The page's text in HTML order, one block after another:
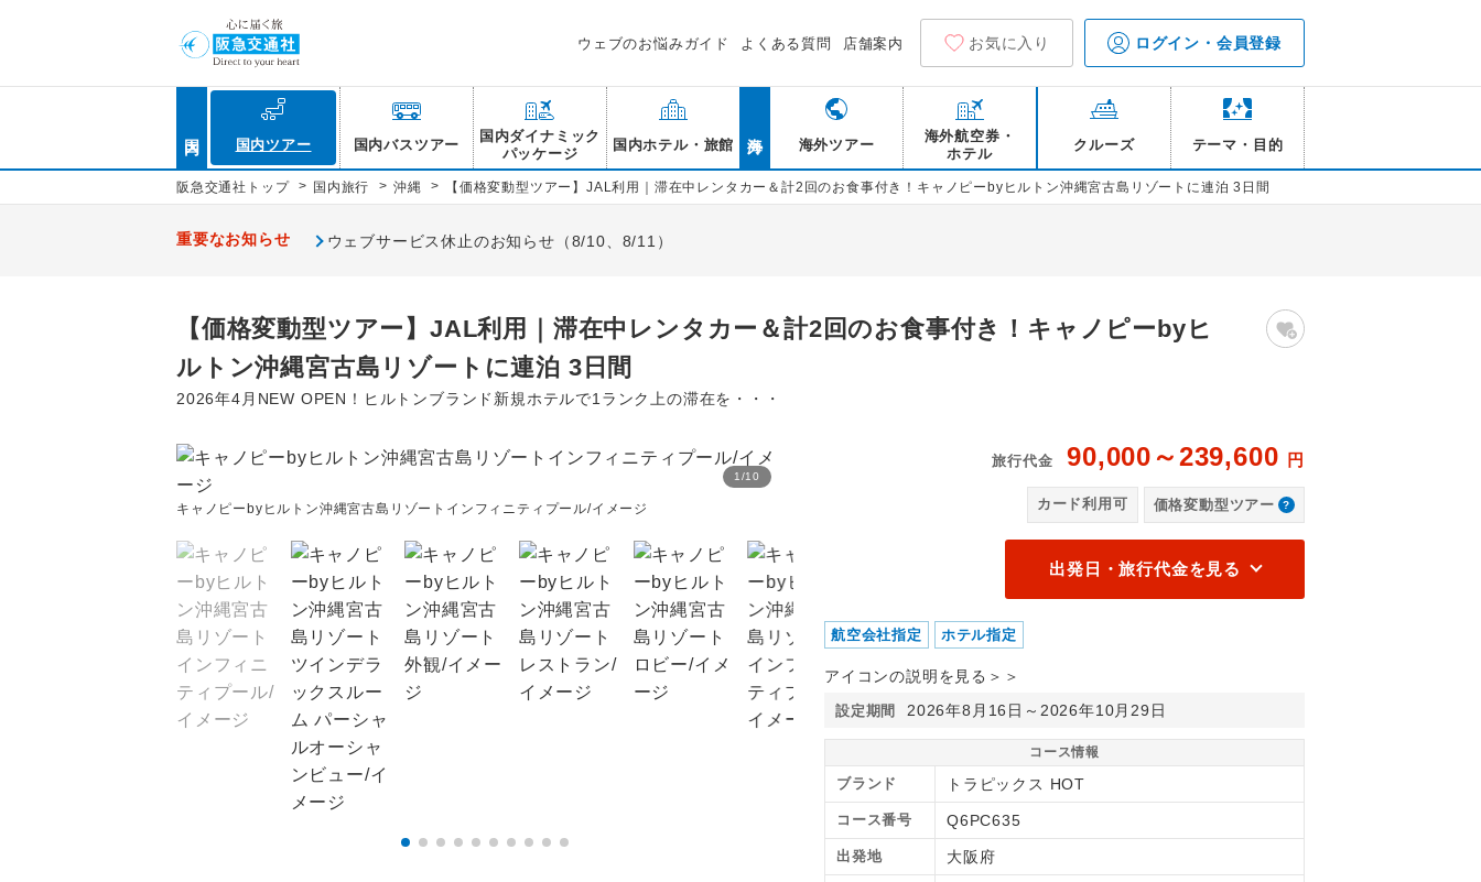
ウェブのお悩みガイド よくある質問 店舗案内 お気に入り ログイン・会員登録
国内ツアー 国内バスツアー
国内ダイナミック
パッケージ
国内ホテル・旅館 海外ツアー
海外航空券・
ホテル
クルーズ テーマ・目的
阪急交通社トップ > 国内旅行 > 沖縄 > 【価格変動型ツアー】JAL利用｜滞在中レンタカー＆計2回のお食事付き！キャノピーbyヒルトン沖縄宮古島リゾートに連泊 3日間
重要なお知らせ ウェブサービス休止のお知らせ（8/10、8/11）
【価格変動型ツアー】JAL利用｜滞在中レンタカー＆計2回のお食事付き！キャノピーbyヒ
ルトン沖縄宮古島リゾートに連泊 3日間
2026年4月NEW OPEN！ヒルトンブランド新規ホテルで1ランク上の滞在を・・・
1 /10
キャノピーbyヒルトン沖縄宮古島リゾートインフィニティプール/イメージ
キャノピーbyヒルトン沖縄宮古島リゾート ツインデラックスルーム パーシャルオーシャンビュ
旅行代金 90,000～239,600 円
カード利用可 価格変動型ツアー
出発日・旅行代金を見る
航空会社指定 ホテル指定
アイコンの説明を見る＞＞
設定期間 2026年8月16日～2026年10月29日
コース情報
ブランド トラピックス HOT
コース番号 Q6PC635
出発地 大阪府